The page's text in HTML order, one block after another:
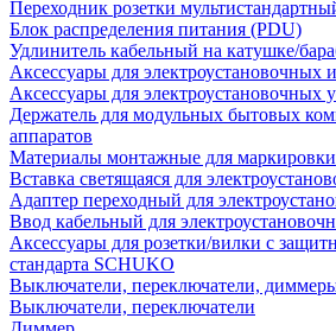
Переходник розетки
Блок распределения питания (PDU)
Удлинитель кабельный на катушке/
Аксессуары для электроустановочных
Аксессуары для электроустановочных
Держатель для модульных бытовых
аппаратов
Материалы монтажные для маркировки
Вставка светящаяся для
Адаптер переходный для
Ввод кабельный для
Аксессуары для розетки/вилки с
стандарта SCHUKO
Выключатели, переключатели,
Выключатели, переключатели